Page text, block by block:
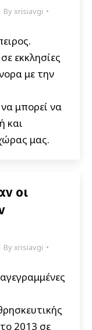
Byxrisiavgi
εκκλησίες
με την
μπορεί να
και
μας.
οι
Byxrisiavgi
2013 σε